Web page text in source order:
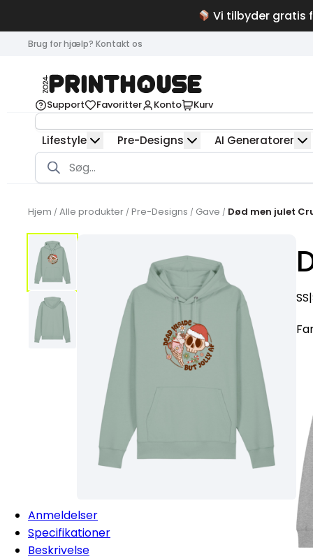
Vi tilbyder gratis
Brug for hjælp? Kontakt os
Support Favoritter Konto Kurv
Lifestyle
Pre-Designs AI Generatorer
Products
search
Hjem / Alle produkter / Pre-Designs / Gave / Død men julet
Anmeldelser
Specifikationer
Beskrivelse